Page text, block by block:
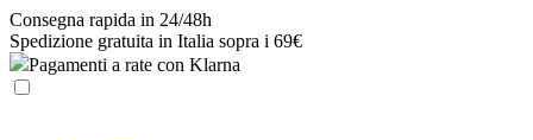
Skip
to
content
Consegna rapida in 24/48h
Spedizione gratuita in Italia sopra i 69€
Pagamenti a rate con Klarna